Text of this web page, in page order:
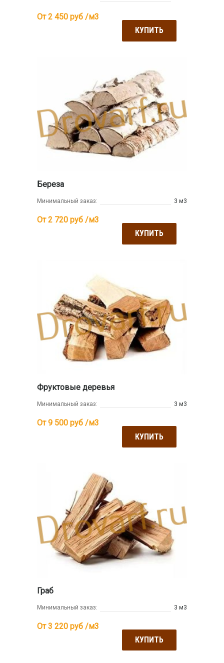
От 2 450 руб /м3
КУПИТЬ
Береза
Минимальный заказ: 3 м3
От 2 720 руб /м3
КУПИТЬ
Фруктовые деревья
Минимальный заказ: 3 м3
От 9 500 руб /м3
КУПИТЬ
Граб
Минимальный заказ: 3 м3
От 3 220 руб /м3
КУПИТЬ